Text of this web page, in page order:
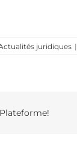
juridiques |